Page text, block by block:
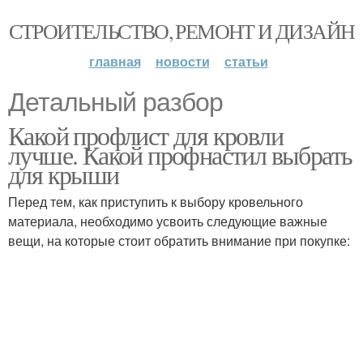
СТРОИТЕЛЬСТВО, РЕМОНТ И ДИЗАЙН
главная новости статьи
Детальный разбор
Какой профлист для кровли
лучше. Какой профнастил выбрать
для крыши
Перед тем, как приступить к выбору кровельного
материала, необходимо усвоить следующие важные
вещи, на которые стоит обратить внимание при покупке: